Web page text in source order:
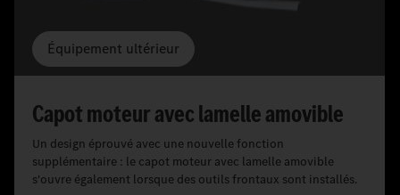
Équipement ultérieur
Capot moteur avec lamelle amovible
Un design éprouvé avec une nouvelle fonction
supplémentaire : le capot moteur avec lamelle amovible
s'ouvre également lorsque des outils frontaux sont installés.